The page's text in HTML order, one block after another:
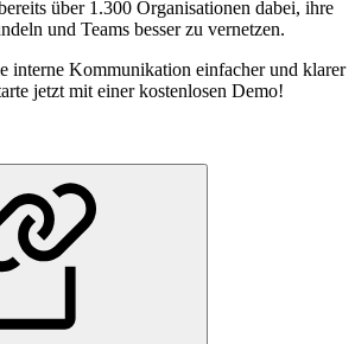
über 1.300 Organisationen dabei, ihre
und Teams besser zu vernetzen.
interne Kommunikation einfacher und klarer
jetzt mit einer kostenlosen Demo!